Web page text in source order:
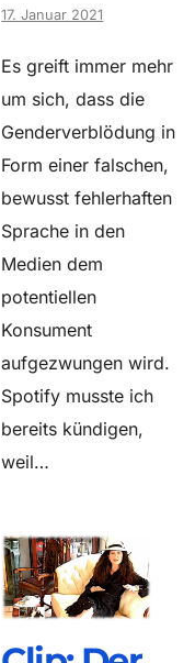
17. Januar 2021
Es greift immer mehr
um sich, dass die
Genderverblödung in
Form einer falschen,
bewusst fehlerhaften
Sprache in den
Medien dem
potentiellen
Konsument
aufgezwungen wird.
Spotify musste ich
bereits kündigen,
weil…